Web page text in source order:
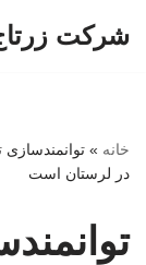
شرکت
خانه »
در لرستان است